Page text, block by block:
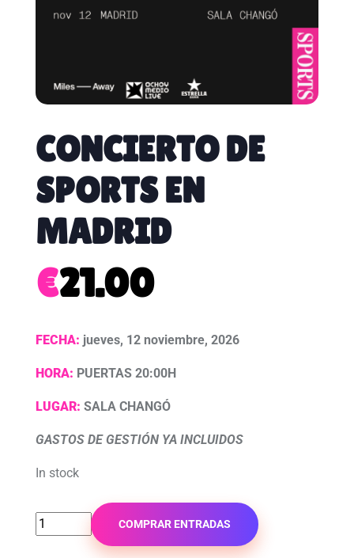
CONCIERTO DE
SPORTS EN
MADRID
€21.00
FECHA: jueves, 12 noviembre, 2026
HORA: PUERTAS 20:00H
LUGAR: SALA CHANGÓ
GASTOS DE GESTIÓN YA INCLUIDOS
In stock
COMPRAR ENTRADAS